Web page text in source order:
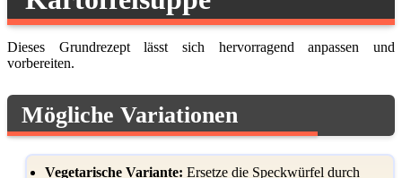
Dieses Grundrezept lässt sich hervorragend anpassen und
vorbereiten.
Mögliche Variationen
Vegetarische Variante: Ersetze die Speckwürfel durch